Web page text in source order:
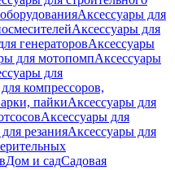
Аксессуары для
Аксессуары для
генераторовАксессуары
для мотопомпАксессуары
для
компрессоров,
пайкиАксессуары для
Аксессуары для
резанияАксессуары для
Дом и садСадовая